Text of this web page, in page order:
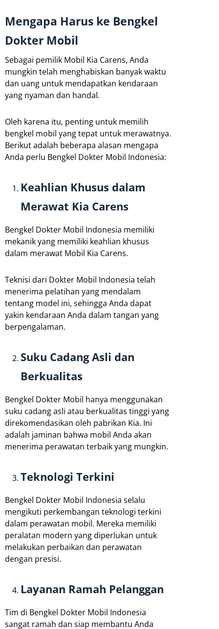
Mengapa Harus ke Bengkel
Dokter Mobil
Sebagai pemilik Mobil Kia Carens, Anda
mungkin telah menghabiskan banyak waktu
dan uang untuk mendapatkan kendaraan
yang nyaman dan handal.
Oleh karena itu, penting untuk memilih
bengkel mobil yang tepat untuk merawatnya.
Berikut adalah beberapa alasan mengapa
Anda perlu Bengkel Dokter Mobil Indonesia:
Keahlian Khusus dalam
Merawat Kia Carens
Bengkel Dokter Mobil Indonesia memiliki
mekanik yang memiliki keahlian khusus
dalam merawat Mobil Kia Carens.
Teknisi dari Dokter Mobil Indonesia telah
menerima pelatihan yang mendalam
tentang model ini, sehingga Anda dapat
yakin kendaraan Anda dalam tangan yang
berpengalaman.
Suku Cadang Asli dan
Berkualitas
Bengkel Dokter Mobil hanya menggunakan
suku cadang asli atau berkualitas tinggi yang
direkomendasikan oleh pabrikan Kia. Ini
adalah jaminan bahwa mobil Anda akan
menerima perawatan terbaik yang mungkin.
Teknologi Terkini
Bengkel Dokter Mobil Indonesia selalu
mengikuti perkembangan teknologi terkini
dalam perawatan mobil. Mereka memiliki
peralatan modern yang diperlukan untuk
melakukan perbaikan dan perawatan
dengan presisi.
Layanan Ramah Pelanggan
Tim di Bengkel Dokter Mobil Indonesia
sangat ramah dan siap membantu Anda